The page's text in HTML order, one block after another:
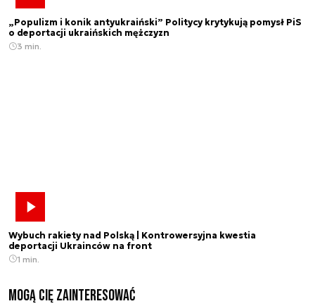
„Populizm i konik antyukraiński” Politycy krytykują pomysł PiS
o deportacji ukraińskich mężczyzn
3 min.
Wybuch rakiety nad Polską | Kontrowersyjna kwestia
deportacji Ukrainców na front
1 min.
Mogą Cię zainteresować